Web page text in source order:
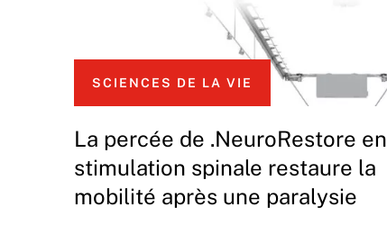
SCIENCES DE LA VIE
La percée de .NeuroRestore en
stimulation spinale restaure la
mobilité après une paralysie